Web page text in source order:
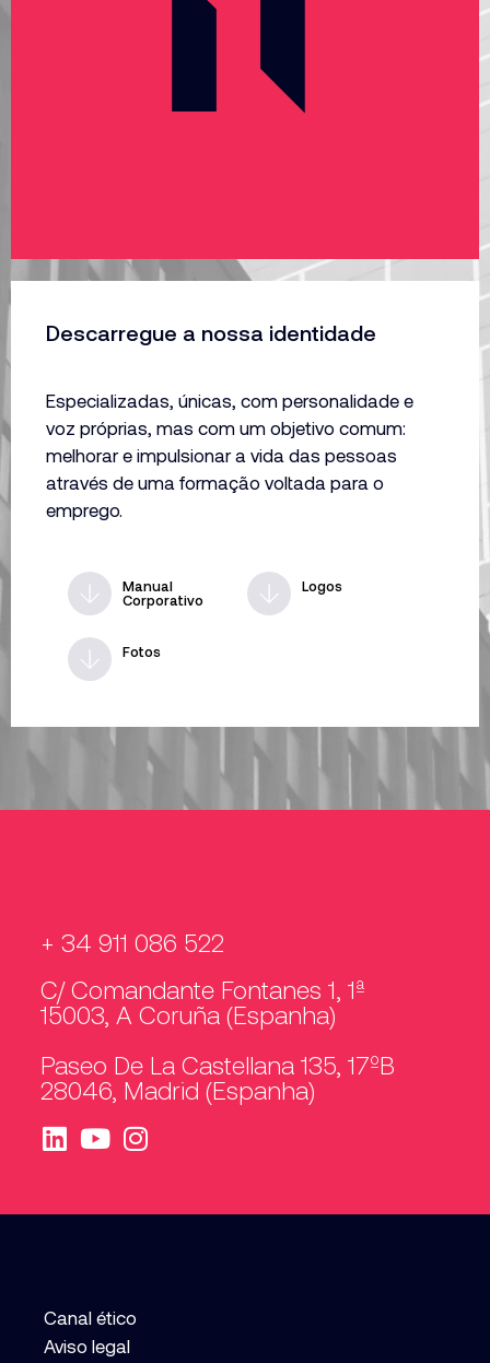
Descarregue a nossa identidade
Especializadas, únicas, com personalidade e
voz próprias, mas com um objetivo comum:
melhorar e impulsionar a vida das pessoas
através de uma formação voltada para o
emprego.
Manual
Corporativo
Logos
Fotos
+ 34 911 086 522
C/ Comandante Fontanes 1, 1ª
15003, A Coruña (Espanha)
Paseo De La Castellana 135, 17ºB
28046, Madrid (Espanha)
Canal ético
Aviso legal